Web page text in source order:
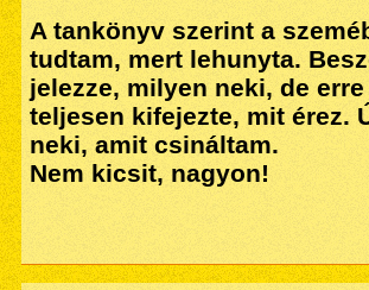
A tankönyv szerint a
tudtam, mert lehunyta.
jelezze, milyen neki, de
teljesen kifejezte, mit érez.
neki, amit csináltam.
Nem kicsit, nagyon!